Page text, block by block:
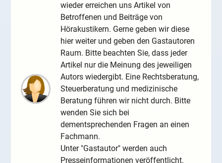
wieder erreichen uns Artikel von
Betroffenen und Beiträge von
Hörakustikern. Gerne geben wir diese
hier weiter und geben den Gastautoren
Raum. Bitte beachten Sie, dass jeder
Artikel nur die Meinung des jeweiligen
Autors wiedergibt. Eine Rechtsberatung,
Steuerberatung und medizinische
Beratung führen wir nicht durch. Bitte
wenden Sie sich bei
dementsprechenden Fragen an einen
Fachmann.
Unter "Gastautor" werden auch
Presseinformationen veröffentlicht.